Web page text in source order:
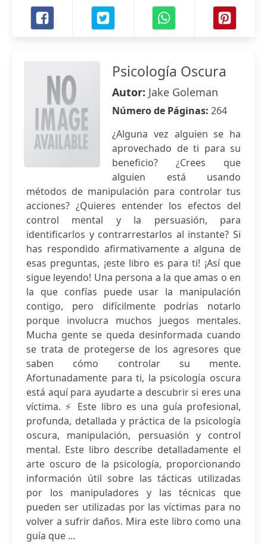
Psicología Oscura
Autor: Jake Goleman
Número de Páginas: 264
¿Alguna vez alguien se ha
aprovechado de ti para su
beneficio? ¿Crees que
alguien está usando
métodos de manipulación para controlar tus
acciones? ¿Quieres entender los efectos del
control mental y la persuasión, para
identificarlos y contrarrestarlos al instante? Si
has respondido afirmativamente a alguna de
esas preguntas, ¡este libro es para ti! ¡Así que
sigue leyendo! Una persona a la que amas o en
la que confías puede usar la manipulación
contigo, pero difícilmente podrías notarlo
porque involucra muchos juegos mentales.
Mucha gente se queda desinformada cuando
se trata de protegerse de los agresores que
saben cómo controlar su mente.
Afortunadamente para ti, la psicología oscura
está aquí para ayudarte a descubrir si eres una
víctima. ⚡️ Este libro es una guía profesional,
profunda, detallada y práctica de la psicología
oscura, manipulación, persuasión y control
mental. Este libro describe detalladamente el
arte oscuro de la psicología, proporcionando
información útil sobre las tácticas utilizadas
por los manipuladores y las técnicas que
pueden ser utilizadas por las víctimas para no
volver a sufrir daños. Mira este libro como una
guía que ...